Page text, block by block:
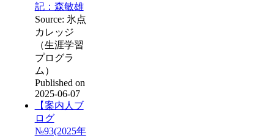
記：森敏雄
Source: 氷点
カレッジ
（生涯学習
プログラ
ム）
Published on
2025-06-07
【案内人ブ
ログ
№93(2025年